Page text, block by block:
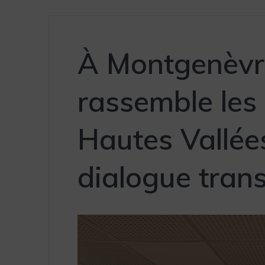
À
rassemble
Hautes
dialogue